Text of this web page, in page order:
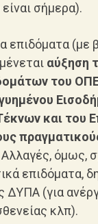
σήμερα).
επιδόματα (με
αύξηση
του
και του
Αλλαγές, όμως,
επιδόματα,
ΔΥΠΑ (για
κλπ).